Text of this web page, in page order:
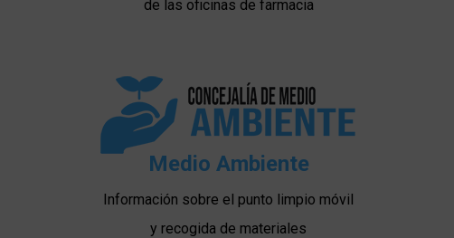
de las oficinas de farmacia
Medio Ambiente
Información sobre el punto limpio móvil
y recogida de materiales